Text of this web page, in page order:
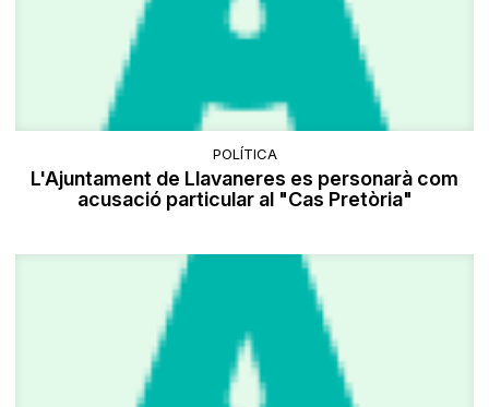
POLÍTICA
L'Ajuntament de Llavaneres es personarà com
acusació particular al "Cas Pretòria"